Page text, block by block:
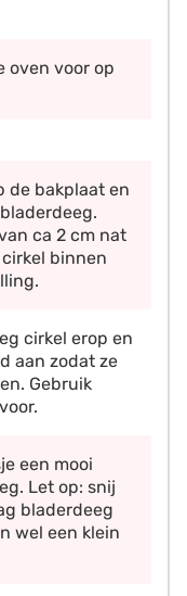
oven voor op
de bakplaat en
ca 2 cm nat
binnen
cirkel erop en
aan zodat ze
Gebruik
een mooi
Let op: snij
bladerdeeg
wel een klein